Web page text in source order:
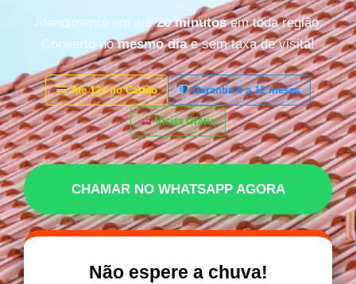
Atendimento em até20 minutosem toda região.
Conserto nomesmo diae sem taxa de visita!
Até 12x no Cartão Garantia 6 a 12 meses
Visita Grátis
CHAMAR NO WHATSAPP AGORA
Não espere a chuva!